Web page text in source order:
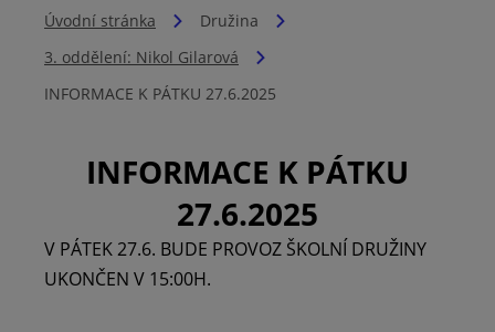
Úvodní stránka
Družina
3. oddělení: Nikol Gilarová
INFORMACE K PÁTKU 27.6.2025
INFORMACE K PÁTKU
27.6.2025
V PÁTEK 27.6. BUDE PROVOZ ŠKOLNÍ DRUŽINY
UKONČEN V 15:00H.